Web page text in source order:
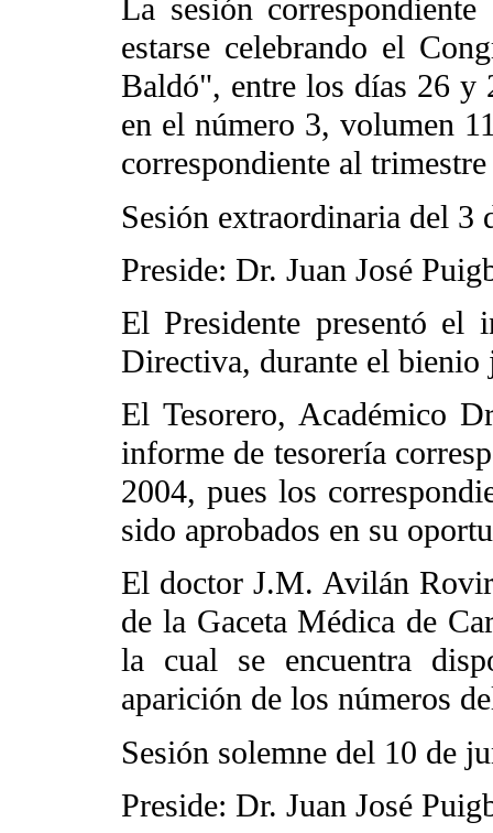
La sesión
estarse celebrando el
Baldó", entre los días 26 y
en el número 3, volumen
correspondiente al
Sesión extraordinaria del 3
Preside: Dr. Juan José
El Presidente presentó el
Directiva, durante el
El Tesorero, Académico
informe de tesorería
2004, pues los
sido aprobados en su
El doctor J.M. Avilán
de la Gaceta Médica de
la cual se encuentra
aparición de los números
Sesión solemne del 10 de
Preside: Dr. Juan José